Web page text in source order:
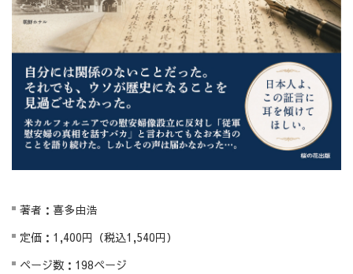
著者：喜多由浩
定価：1,400円（税込1,540円）
ページ数：198ページ